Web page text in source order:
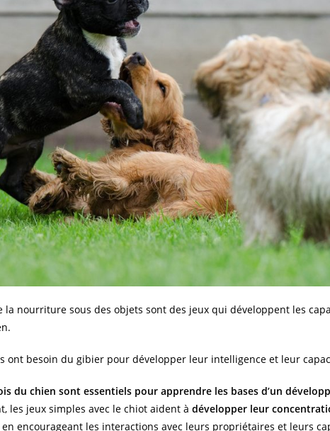
la nourriture sous des objets sont des jeux qui développent les
ont besoin du gibier pour développer leur intelligence et leur
du chien sont essentiels pour apprendre les bases d’un
les jeux simples avec le chiot aident à développer leur
en encourageant les interactions avec leurs propriétaires et leurs